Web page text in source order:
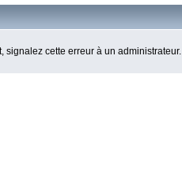
signalez cette erreur à un administrateur.